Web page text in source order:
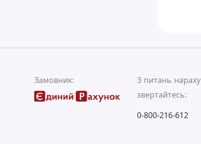
Замовник:
З питань
звертайтесь:
0-800-216-612